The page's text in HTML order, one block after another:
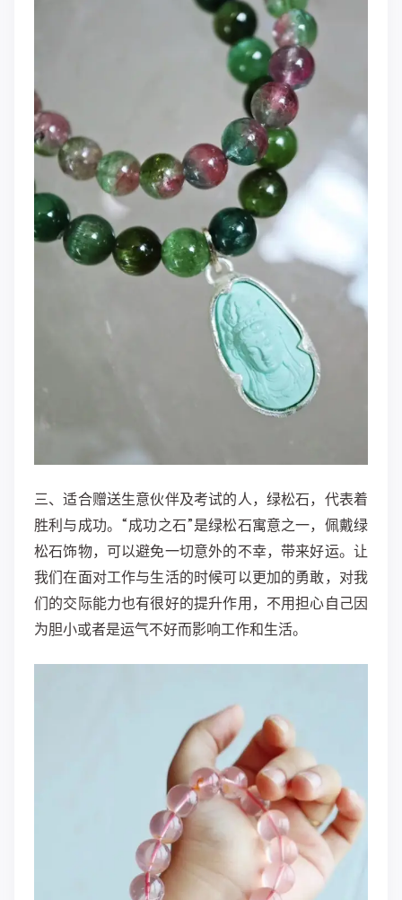
三、适合赠送生意伙伴及考试的人，绿松石，代表着
胜利与成功。“成功之石”是绿松石寓意之一，佩戴绿
松石饰物，可以避免一切意外的不幸，带来好运。让
我们在面对工作与生活的时候可以更加的勇敢，对我
们的交际能力也有很好的提升作用，不用担心自己因
为胆小或者是运气不好而影响工作和生活。